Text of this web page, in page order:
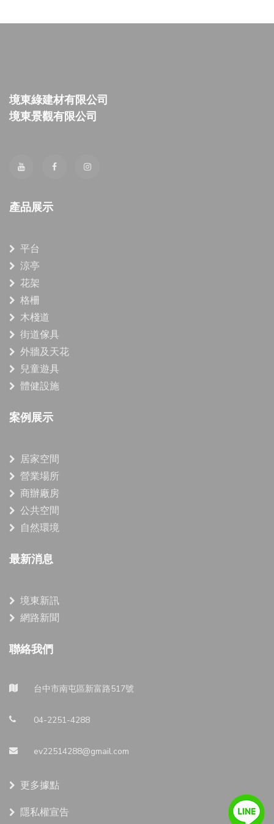
境東綠建材有限公司
境東景觀有限公司
產品展示
平台
涼亭
花架
格柵
木棧道
街道傢具
外牆及天花
兒童遊具
體健設施
案例展示
居家空間
營業場所
商辦廠房
公共空間
自然環境
最新消息
境東新訊
網路新聞
聯絡我們
台中市南屯區新富路517號
04-2251-4288
ev22514288@gmail.com
更多據點
隱私權宣告